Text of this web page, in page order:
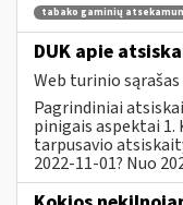
tabako gaminių
DUK apie
Web turinio sąrašas
Pagrindiniai
pinigais aspektai
tarpusavio
2022-11-01? Nuo